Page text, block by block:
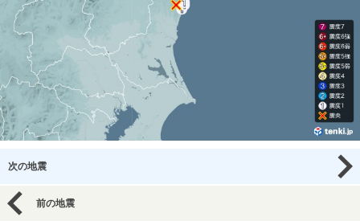
次の地震
前の地震